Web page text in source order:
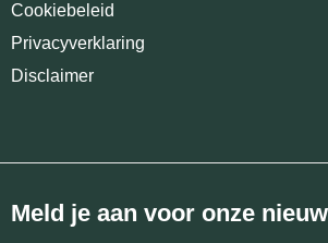
Cookiebeleid
Privacyverklaring
Disclaimer
Meld je aan voor onze